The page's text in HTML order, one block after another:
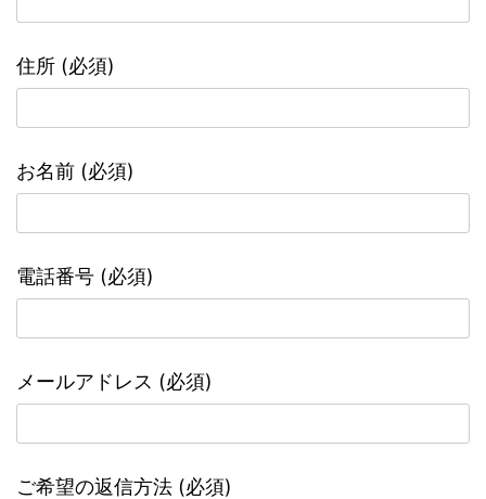
住所 (必須)
お名前 (必須)
電話番号 (必須)
メールアドレス (必須)
ご希望の返信方法 (必須)